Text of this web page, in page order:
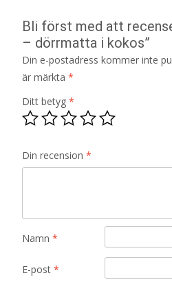
Bli först med att
– dörrmatta i kokos”
Din e-postadress kommer inte
är märkta *
Ditt betyg *
Din recension *
Namn *
E-post *